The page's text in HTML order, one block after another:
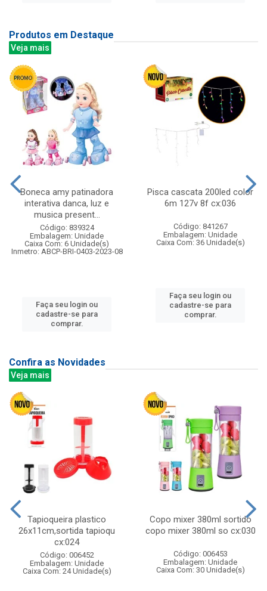
Produtos em Destaque
Veja mais
Boneca amy patinadora
interativa danca, luz e
musica present...
Código: 839324
Embalagem: Unidade
Caixa Com: 6 Unidade(s)
Inmetro: ABCP-BRI-0403-2023-08
Faça seu login ou
cadastre-se para
comprar.
Pisca cascata 200led color
6m 127v 8f cx:036
Código: 841267
Embalagem: Unidade
Caixa Com: 36 Unidade(s)
Faça seu login ou
cadastre-se para
comprar.
Confira as Novidades
Veja mais
Tapioqueira plastico
26x11cm,sortida tapioqu
cx:024
Código: 006452
Embalagem: Unidade
Caixa Com: 24 Unidade(s)
Copo mixer 380ml sortido
copo mixer 380ml so cx:030
Código: 006453
Embalagem: Unidade
Caixa Com: 30 Unidade(s)